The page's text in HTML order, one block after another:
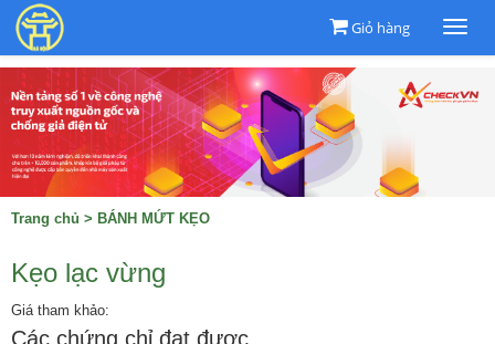
Giỏ hàng
Trang chủ > BÁNH MỨT KẸO
Kẹo lạc vừng
Giá tham khảo:
Các chứng chỉ đạt được